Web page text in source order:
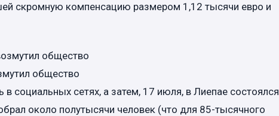
скромную компенсацию размером 1,12 тысячи евро и
общество
социальных сетях, а затем, 17 июля, в Лиепае состоялся
около полутысячи человек (что для 85-тысячного